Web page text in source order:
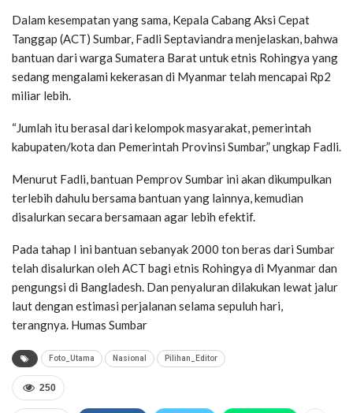
Dalam kesempatan yang sama, Kepala Cabang Aksi Cepat
Tanggap (ACT) Sumbar, Fadli Septaviandra menjelaskan, bahwa
bantuan dari warga Sumatera Barat untuk etnis Rohingya yang
sedang mengalami kekerasan di Myanmar telah mencapai Rp2
miliar lebih.
“Jumlah itu berasal dari kelompok masyarakat, pemerintah
kabupaten/kota dan Pemerintah Provinsi Sumbar,” ungkap Fadli.
Menurut Fadli, bantuan Pemprov Sumbar ini akan dikumpulkan
terlebih dahulu bersama bantuan yang lainnya, kemudian
disalurkan secara bersamaan agar lebih efektif.
Pada tahap I ini bantuan sebanyak 2000 ton beras dari Sumbar
telah disalurkan oleh ACT bagi etnis Rohingya di Myanmar dan
pengungsi di Bangladesh. Dan penyaluran dilakukan lewat jalur
laut dengan estimasi perjalanan selama sepuluh hari,
terangnya. Humas Sumbar
Foto_Utama Nasional Pilihan_Editor
250